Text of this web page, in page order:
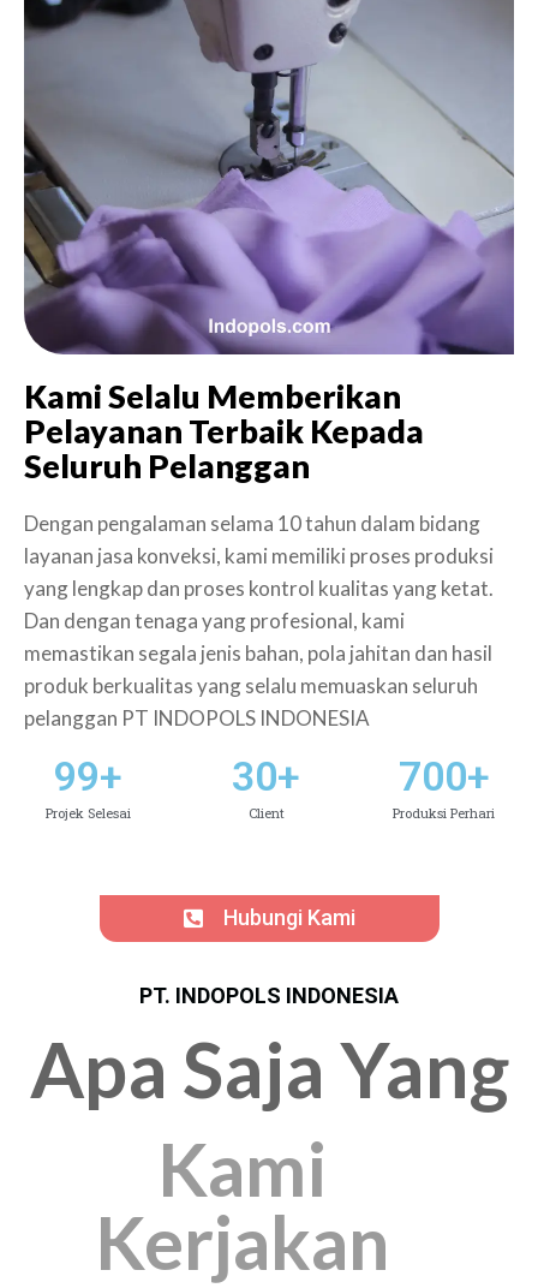
Kami Selalu Memberikan
Pelayanan Terbaik Kepada
Seluruh Pelanggan
Dengan pengalaman selama 10 tahun dalam bidang
layanan jasa konveksi, kami memiliki proses produksi
yang lengkap dan proses kontrol kualitas yang ketat.
Dan dengan tenaga yang profesional, kami
memastikan segala jenis bahan, pola jahitan dan hasil
produk berkualitas yang selalu memuaskan seluruh
pelanggan PT INDOPOLS INDONESIA
Hubungi Kami
99+
Projek Selesai
30+
Client
700+
Produksi Perhari
PT. INDOPOLS INDONESIA
Apa Saja Yang
Kami
Kerjakan